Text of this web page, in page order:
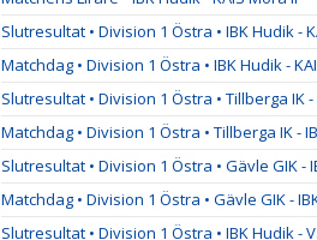
Slutresultat • Division 1 Östra • IBK Hudik -
Matchdag • Division 1 Östra • IBK Hudik -
Slutresultat • Division 1 Östra • Tillberga IK
Matchdag • Division 1 Östra • Tillberga IK -
Slutresultat • Division 1 Östra • Gävle GIK -
Matchdag • Division 1 Östra • Gävle GIK -
Slutresultat • Division 1 Östra • IBK Hudik -